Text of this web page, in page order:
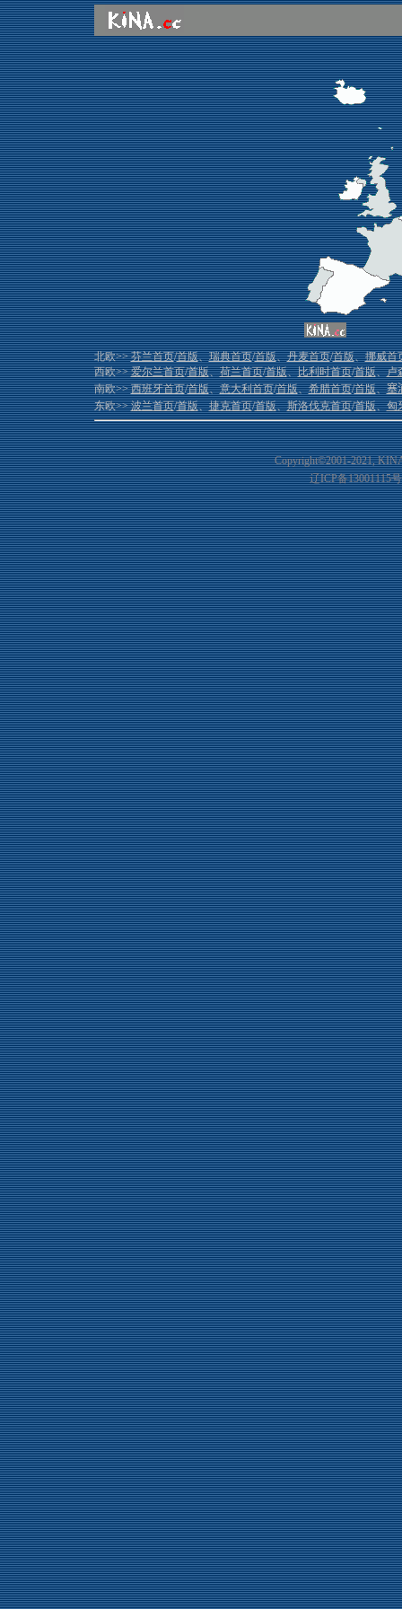
北欧>>芬兰首页/首版、瑞典首页/首版、丹麦首页/首版、挪威首
西欧>>爱尔兰首页/首版、荷兰首页/首版、比利时首页/首版、卢
南欧>>西班牙首页/首版、意大利首页/首版、希腊首页/首版、塞
东欧>>波兰首页/首版、捷克首页/首版、斯洛伐克首页/首版、匈
Copyright©2001-2021,
辽ICP备13001115